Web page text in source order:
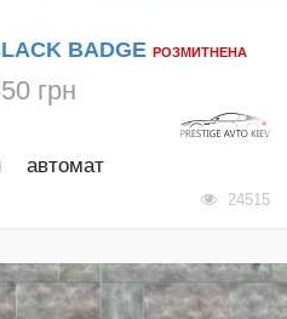
BADGE РОЗМИТНЕНА
грн
автомат
24515